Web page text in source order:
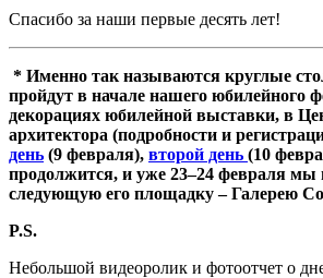
Спасибо за наши первые десять лет!
* Именно так называются круглые
пройдут в начале нашего юбилейного
декорациях юбилейной выставки, в
архитектора (подробности и
день (9 февраля), второй день (10
продолжится, и уже 23–24 февраля мы
следующую его площадку – Галерею
P.S.
Небольшой видеоролик и фотоотчет о